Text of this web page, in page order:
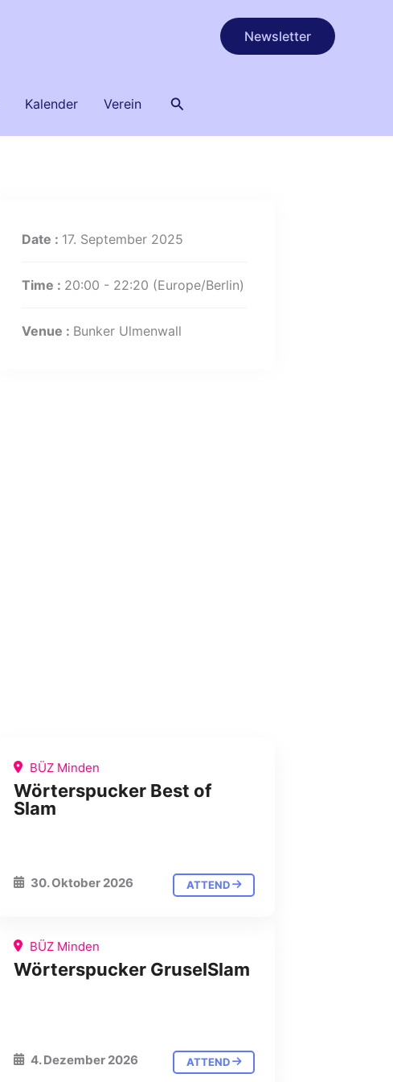
Newsletter
Kalender Verein Suchen
Date : 17. September 2025
Time : 20:00 - 22:20 (Europe/Berlin)
Venue : Bunker Ulmenwall
BÜZ Minden
Wörterspucker Best of
Slam
30. Oktober 2026 ATTEND
BÜZ Minden
Wörterspucker GruselSlam
4. Dezember 2026 ATTEND